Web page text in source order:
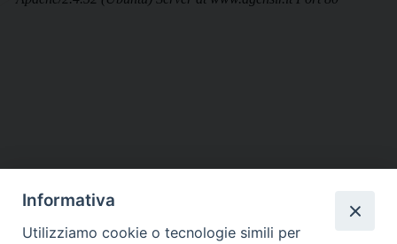
DIOCESI SUBURBICARIA DI ALBANO
Informativa
Utilizziamo cookie o tecnologie simili per